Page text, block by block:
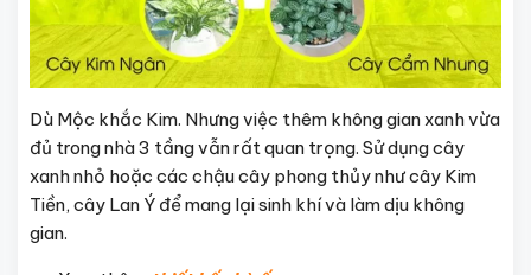
Dù Mộc khắc Kim. Nhưng việc thêm không gian xanh vừa
đủ trong nhà 3 tầng vẫn rất quan trọng. Sử dụng cây
xanh nhỏ hoặc các chậu cây phong thủy như cây Kim
Tiền, cây Lan Ý để mang lại sinh khí và làm dịu không
gian.